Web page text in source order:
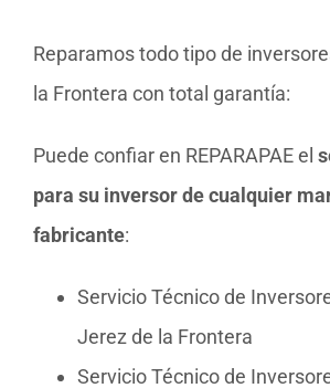
Reparamos todo tipo de
la Frontera con total garantía:
Puede confiar en REPARAPAE el
para su inversor de cualquier
fabricante:
Servicio Técnico de
Jerez de la Frontera
Servicio Técnico de